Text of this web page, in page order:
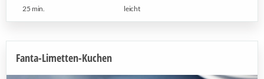
25 min. leicht
Fanta-Limetten-Kuchen